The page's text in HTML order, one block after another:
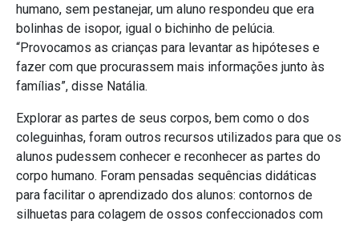
humano, sem pestanejar, um aluno respondeu que era
bolinhas de isopor, igual o bichinho de pelúcia.
“Provocamos as crianças para levantar as hipóteses e
fazer com que procurassem mais informações junto às
famílias”, disse Natália.
Explorar as partes de seus corpos, bem como o dos
coleguinhas, foram outros recursos utilizados para que os
alunos pudessem conhecer e reconhecer as partes do
corpo humano. Foram pensadas sequências didáticas
para facilitar o aprendizado dos alunos: contornos de
silhuetas para colagem de ossos confeccionados com